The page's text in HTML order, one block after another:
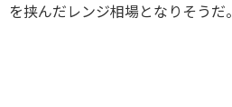
を挟んだレンジ相場となりそうだ。